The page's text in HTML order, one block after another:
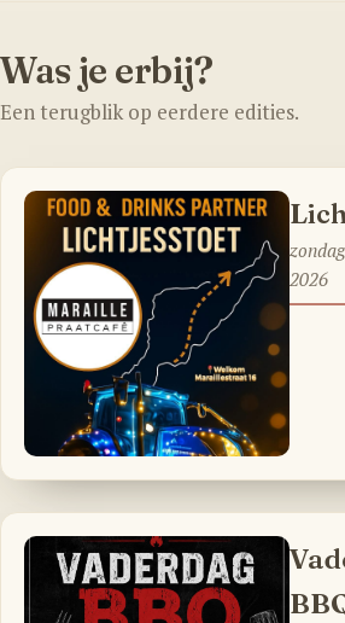
Was je erbij?
Een terugblik op eerdere edities.
2026